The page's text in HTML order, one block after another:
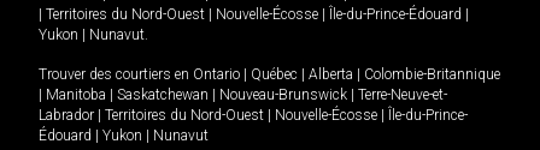
Territoires du Nord-Ouest Nouvelle-Écosse Île-du-Prince-Édouard
Yukon
Nunavut.
Trouver des courtiers en Ontario Québec Alberta
Colombie-Britannique
Manitoba Saskatchewan Nouveau-Brunswick
Terre-Neuve-et-
Labrador
Territoires du Nord-Ouest Nouvelle-Écosse
Île-du-Prince-
Édouard
Yukon Nunavut